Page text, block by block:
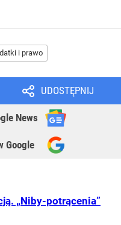
i prawo
UDOSTĘPNIJ
News
Google
„Niby-potrącenia”